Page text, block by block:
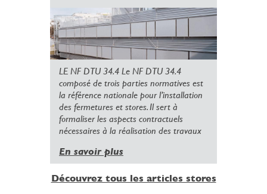
LE NF DTU 34.4 Le NF DTU 34.4
composé de trois parties normatives est
la référence nationale pour l’installation
des fermetures et stores. Il sert à
formaliser les aspects contractuels
nécessaires à la réalisation des travaux
En savoir plus
Découvrez tous les articles stores